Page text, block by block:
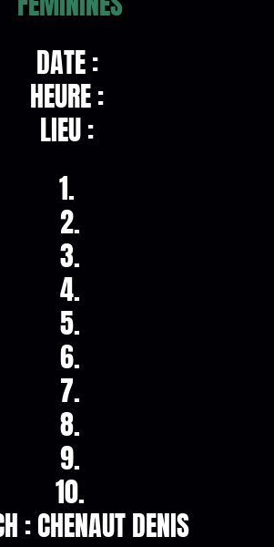
DATE :
HEURE :
LIEU :
1.
2.
3.
4.
5.
6.
7.
8.
9.
10.
: CHENAUT DENIS